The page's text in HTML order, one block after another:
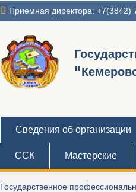
Приемная директора: +7(3842)
Сведения об организации
ССК Мастерские
Государственное